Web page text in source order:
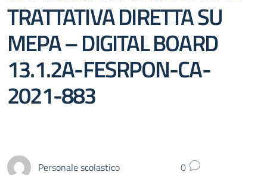
TRATTATIVA DIRETTA SU
MEPA – DIGITAL BOARD
13.1.2A-FESRPON-CA-
2021-883
Personale scolastico 0